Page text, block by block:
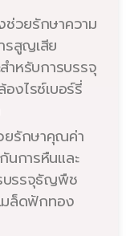
วยรักษาความ
รสูญเสีย
ำหรับการบรรจุ
งไรซ์เบอร์รี่
ยรักษาคุณค่า
การหืนและ
บรรจุธัญพืช
มล็ดฟักทอง